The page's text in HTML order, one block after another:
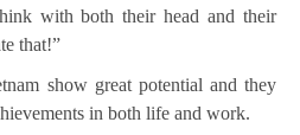
with both their head and their
that!”
show great potential and they
in both life and work.